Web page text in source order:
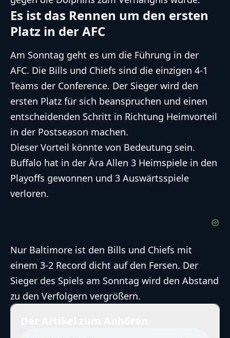
Es ist das Rennen um den ersten
Platz in der AFC
Am Sonntag geht es um die Führung in der
AFC. Die Bills und Chiefs sind die einzigen 4-1
Teams der Conference. Der Sieger wird den
ersten Platz für sich beanspruchen und einen
entscheidenden Schritt in Richtung Heimvorteil
in der Postseason machen.
Dieser Vorteil könnte von Bedeutung sein.
Buffalo hat in der Ära Allen 3 Heimspiele in den
Playoffs gewonnen und 3 Auswärtsspiele
verloren.
Nur Baltimore ist den Bills und Chiefs mit
einem 3-2 Record dicht auf den Fersen. Der
Sieger des Spiels am Sonntag wird den Abstand
zu den Verfolgern vergrößern.